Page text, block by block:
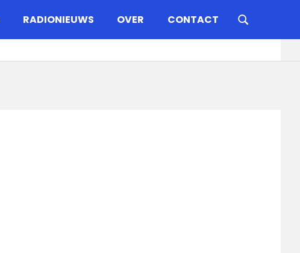
RADIONIEUWS OVER CONTACT